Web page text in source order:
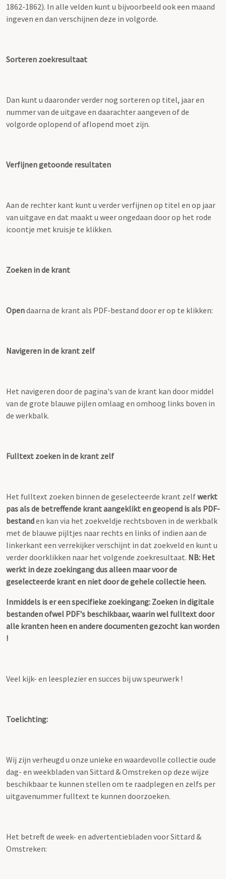
1862-1862). In alle velden kunt u bijvoorbeeld ook een maand
ingeven en dan verschijnen deze in volgorde.
Sorteren zoekresultaat
Dan kunt u daaronder verder nog sorteren op titel, jaar en
nummer van de uitgave en daarachter aangeven of de
volgorde oplopend of aflopend moet zijn.
Verfijnen getoonde resultaten
Aan de rechter kant kunt u verder verfijnen op titel en op jaar
van uitgave en dat maakt u weer ongedaan door op het rode
icoontje met kruisje te klikken.
Zoeken in de krant
Opendaarna de krant als PDF-bestand door er op te klikken:
Navigeren in de krant zelf
Het navigeren door de pagina's van de krant kan door middel
van de grote blauwe pijlen omlaag en omhoog links boven in
de werkbalk.
Fulltext zoeken in de krant zelf
Het fulltext zoeken binnen de geselecteerde krant zelfwerkt
pas als de betreffende krant aangeklikt en geopend is als PDF-
bestanden kan via het zoekveldje rechtsboven in de werkbalk
met de blauwe pijltjes naar rechts en links of indien aan de
linkerkant een verrekijker verschijnt in dat zoekveld en kunt u
verder doorklikken naar het volgende zoekresultaat. NB: Het
werkt in deze zoekingang dus alleen maar voor de
geselecteerde krant en niet door de gehele collectie heen.
Inmiddels is er een specifieke zoekingang: Zoeken in digitale
bestanden ofwel PDF's beschikbaar, waarin wel fulltext door
alle kranten heen en andere documenten gezocht kan worden
!
Veel kijk- en leesplezier en succes bij uw speurwerk !
Toelichting:
Wij zijn verheugd u onze unieke en waardevolle collectie oude
dag- en weekbladen van Sittard & Omstreken op deze wijze
beschikbaar te kunnen stellen om te raadplegen en zelfs per
uitgavenummer fulltext te kunnen doorzoeken.
Het betreft de week- en advertentiebladen voor Sittard &
Omstreken: